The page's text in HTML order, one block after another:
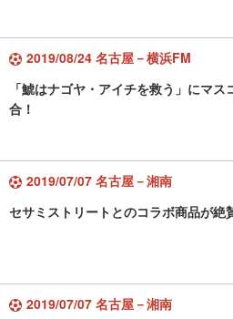
2019/08/24 名古屋－横浜FM
「鯱はナゴヤ・アイチを救う」にマス
合！
2019/07/07 名古屋－湘南
セサミストリートとのコラボ商品が絶
2019/07/07 名古屋－湘南